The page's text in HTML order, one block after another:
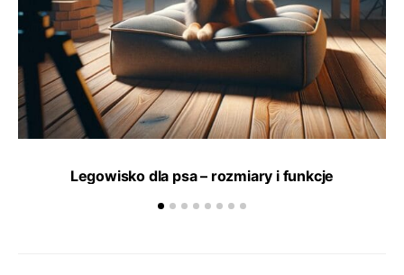
Legowisko dla psa – rozmiary i funkcje